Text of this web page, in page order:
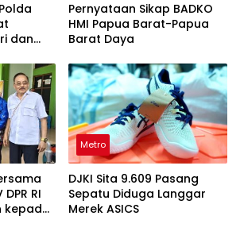
dan
Pernyataan Sikap BADKO
HMI Papua Barat-Papua
Barat Daya
RI
kepada
Metro
DJKI Sita 9.609 Pasang
Sepatu Diduga Langgar
Merek ASICS